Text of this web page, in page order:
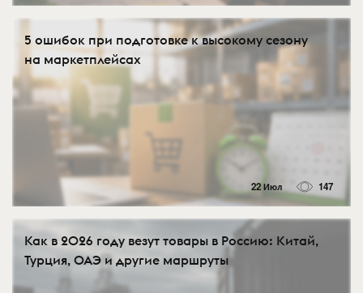
5 ошибок при подготовке к высокому сезону
на маркетплейсах
22 Июл 147
Как в 2026 году везут товары в Россию: Китай,
Турция, ОАЭ и другие маршруты